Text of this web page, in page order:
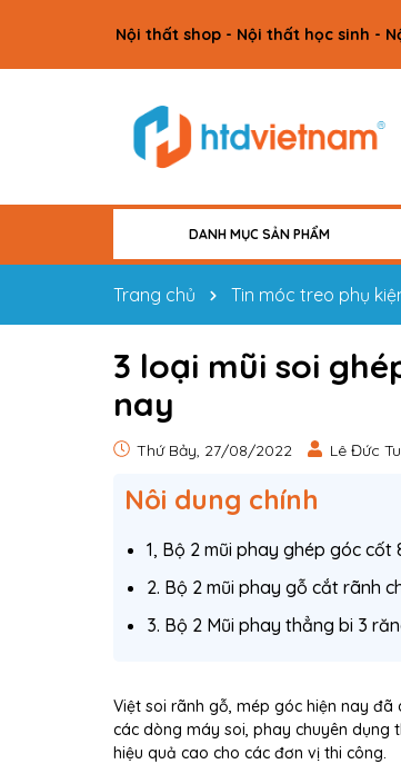
Nội thất shop - Nội thất học sinh -
DANH MỤC SẢN PHẨM
Trang chủ Tin móc treo phụ
3 loại mũi soi
nay
Thứ Bảy, 27/08/2022 Lê Đức
Nôi dung chính
1, Bộ 2 mũi phay ghép góc cốt
2. Bộ 2 mũi phay gỗ cắt rãnh
3. Bộ 2 Mũi phay thẳng bi 3
Việt soi rãnh gỗ, mép góc hiện nay
các dòng máy soi, phay chuyên dụng
hiệu quả cao cho các đơn vị thi công.